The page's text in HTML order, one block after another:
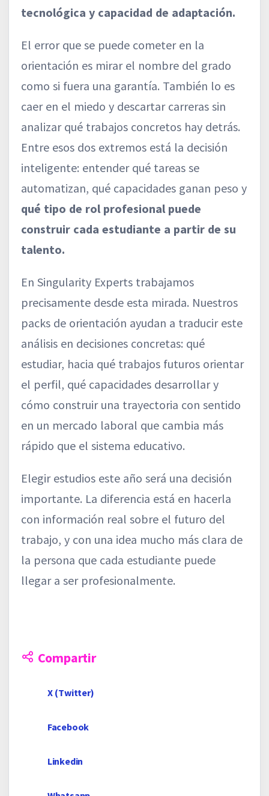
tecnológica y capacidad de adaptación.
El error que se puede cometer en la
orientación es mirar el nombre del grado
como si fuera una garantía. También lo es
caer en el miedo y descartar carreras sin
analizar qué trabajos concretos hay detrás.
Entre esos dos extremos está la decisión
inteligente: entender qué tareas se
automatizan, qué capacidades ganan peso y
qué tipo de rol profesional puede
construir cada estudiante a partir de su
talento.
En Singularity Experts trabajamos
precisamente desde esta mirada. Nuestros
packs de orientación ayudan a traducir este
análisis en decisiones concretas: qué
estudiar, hacia qué trabajos futuros orientar
el perfil, qué capacidades desarrollar y
cómo construir una trayectoria con sentido
en un mercado laboral que cambia más
rápido que el sistema educativo.
Elegir estudios este año será una decisión
importante. La diferencia está en hacerla
con información real sobre el futuro del
trabajo, y con una idea mucho más clara de
la persona que cada estudiante puede
llegar a ser profesionalmente.
Compartir
X (Twitter)
Facebook
Linkedin